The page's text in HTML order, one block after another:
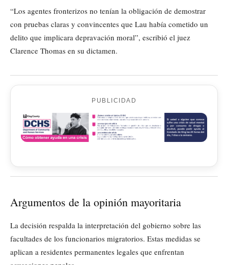
“Los agentes fronterizos no tenían la obligación de demostrar
con pruebas claras y convincentes que Lau había cometido un
delito que implicara depravación moral”, escribió el juez
Clarence Thomas en su dictamen.
PUBLICIDAD
Argumentos de la opinión mayoritaria
La decisión respalda la interpretación del gobierno sobre las
facultades de los funcionarios migratorios. Estas medidas se
aplican a residentes permanentes legales que enfrentan